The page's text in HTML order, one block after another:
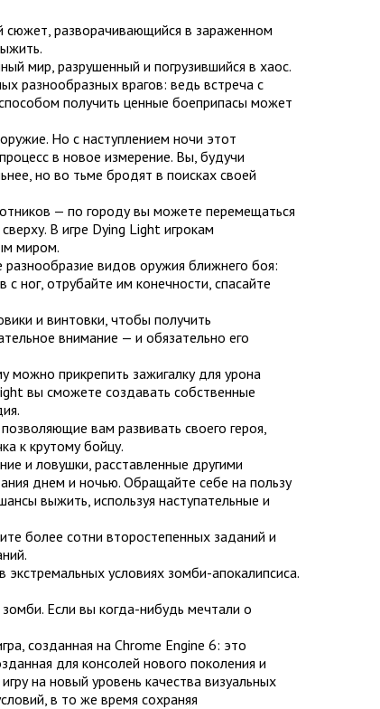
сюжет, разворачивающийся в зараженном
мир, разрушенный и погрузившийся в хаос.
разнообразных врагов: ведь встреча с
получить ценные боеприпасы может
Но с наступлением ночи этот
в новое измерение. Вы, будучи
но во тьме бродят в поисках своей
— по городу вы можете перемещаться
В игре Dying Light игрокам
миром.
разнообразие видов оружия ближнего боя:
ног, отрубайте им конечности, спасайте
и винтовки, чтобы получить
внимание — и обязательно его
можно прикрепить зажигалку для урона
вы сможете создавать собственные
вам развивать своего героя,
к крутому бойцу.
и ловушки, расставленные другими
днем и ночью. Обращайте себе на пользу
выжить, используя наступательные и
более сотни второстепенных заданий и
условиях зомби-апокалипсиса.
Если вы когда-нибудь мечтали о
созданная на Chrome Engine 6: это
для консолей нового поколения и
на новый уровень качества визуальных
в то же время сохраняя